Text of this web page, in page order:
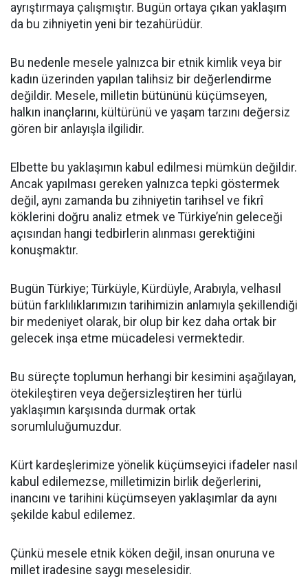
ayrıştırmaya çalışmıştır. Bugün ortaya çıkan yaklaşım
da bu zihniyetin yeni bir tezahürüdür.
Bu nedenle mesele yalnızca bir etnik kimlik veya bir
kadın üzerinden yapılan talihsiz bir değerlendirme
değildir. Mesele, milletin bütününü küçümseyen,
halkın inançlarını, kültürünü ve yaşam tarzını değersiz
gören bir anlayışla ilgilidir.
Elbette bu yaklaşımın kabul edilmesi mümkün değildir.
Ancak yapılması gereken yalnızca tepki göstermek
değil, aynı zamanda bu zihniyetin tarihsel ve fikrî
köklerini doğru analiz etmek ve Türkiye’nin geleceği
açısından hangi tedbirlerin alınması gerektiğini
konuşmaktır.
Bugün Türkiye; Türküyle, Kürdüyle, Arabıyla, velhasıl
bütün farklılıklarımızın tarihimizin anlamıyla şekillendiği
bir medeniyet olarak, bir olup bir kez daha ortak bir
gelecek inşa etme mücadelesi vermektedir.
Bu süreçte toplumun herhangi bir kesimini aşağılayan,
ötekileştiren veya değersizleştiren her türlü
yaklaşımın karşısında durmak ortak
sorumluluğumuzdur.
Kürt kardeşlerimize yönelik küçümseyici ifadeler nasıl
kabul edilemezse, milletimizin birlik değerlerini,
inancını ve tarihini küçümseyen yaklaşımlar da aynı
şekilde kabul edilemez.
Çünkü mesele etnik köken değil, insan onuruna ve
millet iradesine saygı meselesidir.